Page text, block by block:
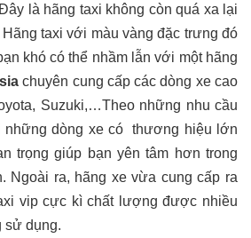
là hãng taxi không còn quá xa lại
taxi với màu vàng đặc trưng đó
khó có thể nhầm lẫn với một hãng
chuyên cung cấp các dòng xe cao
Suzuki,…Theo những nhu cầu
những dòng xe có thương hiệu lớn
trọng giúp bạn yên tâm hơn trong
Ngoài ra, hãng xe vừa cung cấp ra
vip cực kì chất lượng được nhiều
sử dụng.